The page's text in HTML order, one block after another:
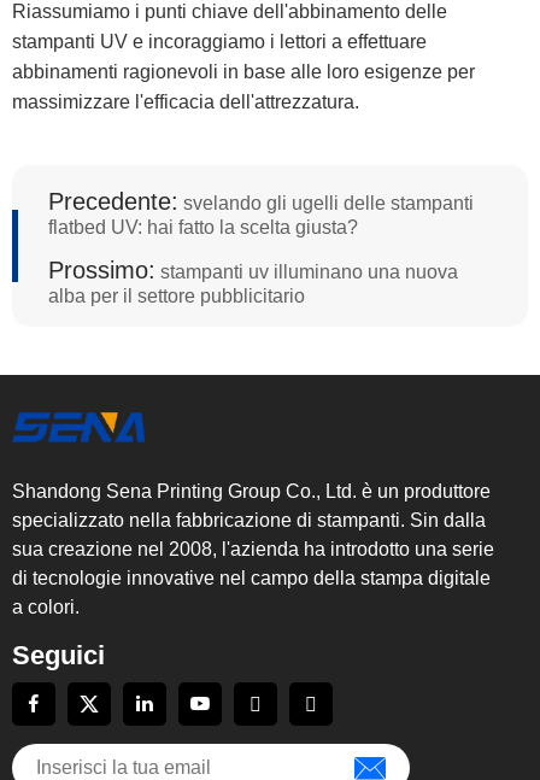
Riassumiamo i punti chiave dell'abbinamento delle
stampanti UV e incoraggiamo i lettori a effettuare
abbinamenti ragionevoli in base alle loro esigenze per
massimizzare l'efficacia dell'attrezzatura.
Precedente: svelando gli ugelli delle stampanti
flatbed UV: hai fatto la scelta giusta?
Prossimo: stampanti uv illuminano una nuova
alba per il settore pubblicitario
Shandong Sena Printing Group Co., Ltd. è un produttore
specializzato nella fabbricazione di stampanti. Sin dalla
sua creazione nel 2008, l'azienda ha introdotto una serie
di tecnologie innovative nel campo della stampa digitale
a colori.
Seguici